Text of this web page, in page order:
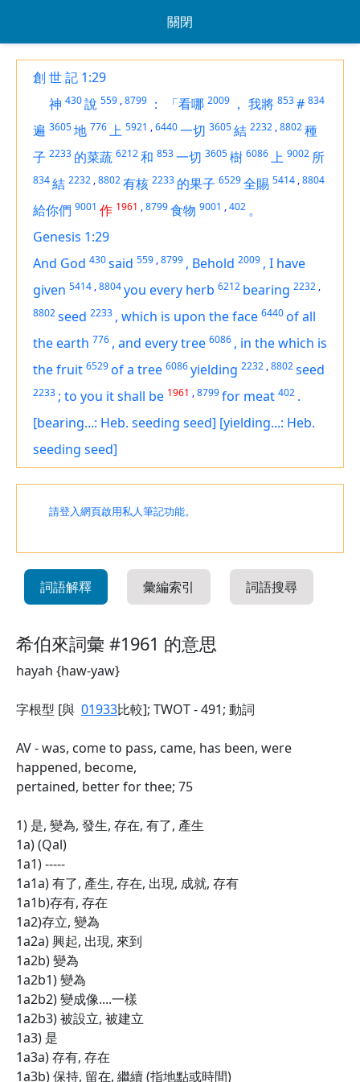
關閉
創 世 記 1:29
神 430說 559 ,8799 ： 「看哪 2009 ， 我將 853# 834
遍 3605地 776上 5921 ,6440一切 3605結 2232 ,8802種
子 2233 的菜蔬 6212和 853一切 3605樹 6086上 9002 所
834結 2232 ,8802有核 2233 的果子 6529全賜 5414 ,8804
給你們 9001 作 1961 ,8799食物 9001 ,402 。
Genesis 1:29
And God 430said 559 ,8799 , Behold 2009 , I have
given 5414 ,8804you every herb 6212 bearing 2232 ,
8802seed 2233 , which is upon the face 6440of all
the earth 776 , and every tree 6086 , in the which is
the fruit 6529of a tree 6086yielding 2232 ,8802seed
2233 ; to you it shall be 1961 ,8799for meat 402 .
[bearing...: Heb. seeding seed] [yielding...: Heb.
seeding seed]
請登入網頁啟用私人筆記功能。
詞語解釋 彙編索引 詞語搜尋
希伯來詞彙 #1961 的意思
hayah {haw-yaw}
字根型 [與 01933比較]; TWOT - 491; 動詞
AV - was, come to pass, came, has been, were
happened, become,
pertained, better for thee; 75
1) 是, 變為, 發生, 存在, 有了, 產生
1a) (Qal)
1a1) -----
1a1a) 有了, 產生, 存在, 出現, 成就, 存有
1a1b)存有, 存在
1a2)存立, 變為
1a2a) 興起, 出現, 來到
1a2b) 變為
1a2b1) 變為
1a2b2) 變成像....一樣
1a2b3) 被設立, 被建立
1a3) 是
1a3a) 存有, 存在
1a3b) 保持, 留在, 繼續 (指地點或時間)